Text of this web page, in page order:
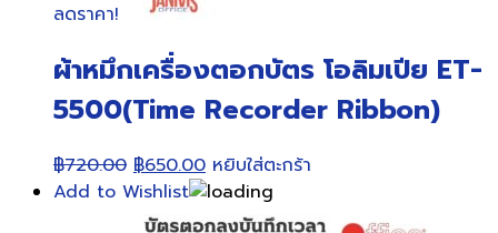
ลดราคา!
ผ้าหมึกเครื่องตอกบัตร โอลิมเปีย ET-
5500(Time Recorder Ribbon)
฿720.00 Original
price
was:
฿650.00Current
price
is:
หยิบใส่ตะกร้า
Add to Wishlist